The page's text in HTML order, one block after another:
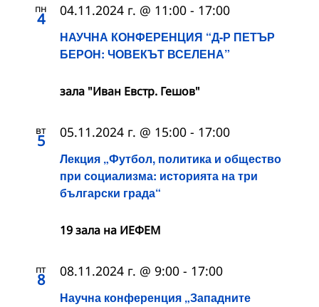
пн
4
НАУЧНА КОНФЕРЕНЦИЯ “Д-Р ПЕТЪР
БЕРОН: ЧОВЕКЪТ ВСЕЛЕНА”
04.11.2024 г. @ 11:00 - 17:00
зала "Иван Евстр. Гешов"
вт
5
Лекция „Футбол, политика и общество
при социализма: историята на три
български града“
05.11.2024 г. @ 15:00 - 17:00
19 зала на ИЕФЕМ
пт
8
Научна конференция „Западните
08.11.2024 г. @ 9:00 - 17:00